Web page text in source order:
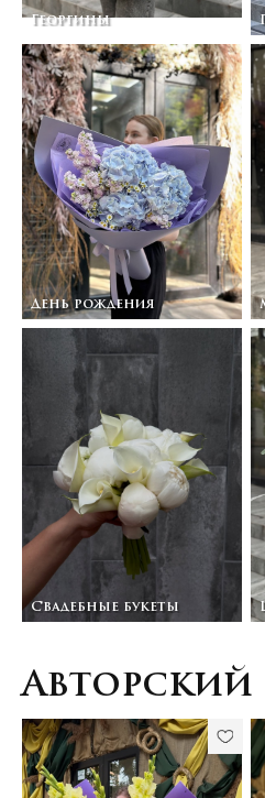
Георгины
День рождения
Свадебные букеты
Авторский